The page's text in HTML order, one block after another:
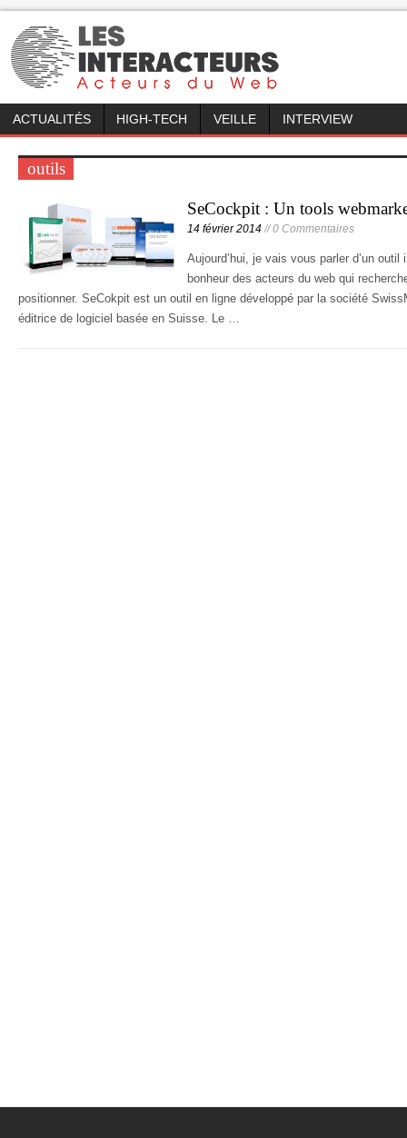
ACTUALITÉS HIGH-TECH VEILLE INTERVIEW
outils
SeCockpit : Un tools
14 février 2014// 0 Commentaires
Aujourd’hui, je vais vous parler d’un
bonheur des acteurs du web qui
positionner. SeCokpit est un outil en ligne développé par la société
éditrice de logiciel basée en Suisse. Le …